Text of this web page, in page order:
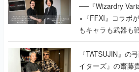
──『Wizardry
×『FFXI』コラボ
もキャラも武器も
で作り込まれた理
く
『TATSUJIN』の
イターズ』の齋藤